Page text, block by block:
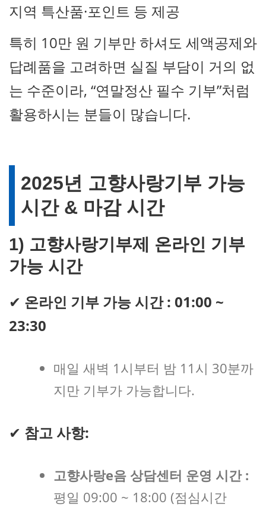
지역 특산품·포인트 등 제공
특히 10만 원 기부만 하셔도 세액공제와
답례품을 고려하면 실질 부담이 거의 없
는 수준이라, “연말정산 필수 기부”처럼
활용하시는 분들이 많습니다.
2025년 고향사랑기부 가능
시간 & 마감 시간
1) 고향사랑기부제 온라인 기부
가능 시간
✔ 온라인 기부 가능 시간 : 01:00 ~
23:30
매일 새벽 1시부터 밤 11시 30분까
지만 기부가 가능합니다.
✔ 참고 사항:
고향사랑e음 상담센터 운영 시간 :
평일 09:00 ~ 18:00 (점심시간